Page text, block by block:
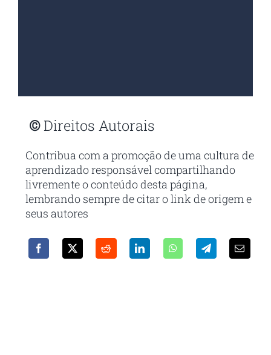
©Direitos Autorais
Contribua com a promoção de uma cultura de
aprendizado responsável compartilhando
livremente o conteúdo desta página,
lembrando sempre de citar o link de origem e
seus autores